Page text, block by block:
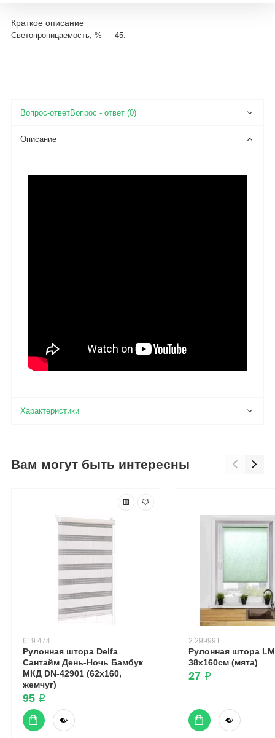
Краткое описание
Светопроницаемость, % — 45.
Вопрос - ответ (0)
Описание
Вам могут быть интересны
619.474
Рулонная штора Delfa
Сантайм День-Ночь Бамбук
МКД DN-42901 (62x160,
жемчуг)
95 ₽
2.299991
Рулонная штора
38х160см (мята)
27 ₽